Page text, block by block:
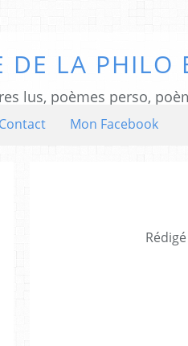
DE LA PHILO
lus, poèmes perso,
Contact Mon Facebook